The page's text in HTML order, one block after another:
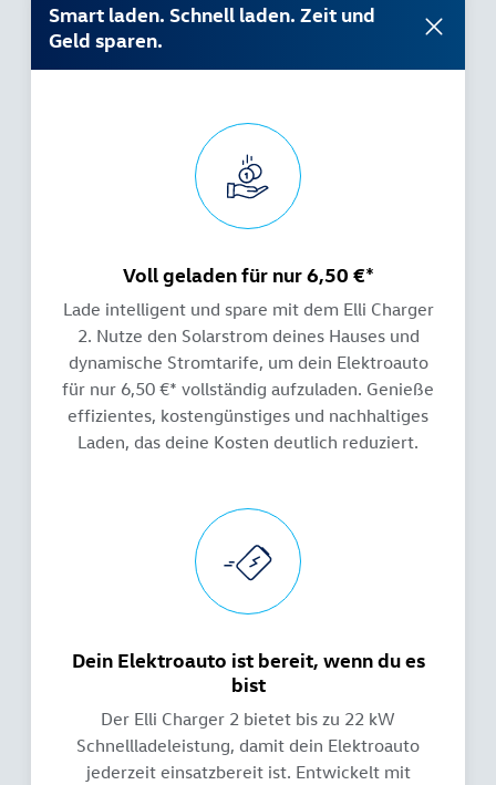
Smart laden. Schnell laden. Zeit und
Geld sparen.
Voll geladen für nur 6,50 €*
Lade intelligent und spare mit dem Elli Charger
2. Nutze den Solarstrom deines Hauses und
dynamische Stromtarife, um dein Elektroauto
für nur 6,50 €* vollständig aufzuladen. Genieße
effizientes, kostengünstiges und nachhaltiges
Laden, das deine Kosten deutlich reduziert.
Dein Elektroauto ist bereit, wenn du es
bist
Der Elli Charger 2 bietet bis zu 22 kW
Schnellladeleistung, damit dein Elektroauto
jederzeit einsatzbereit ist. Entwickelt mit